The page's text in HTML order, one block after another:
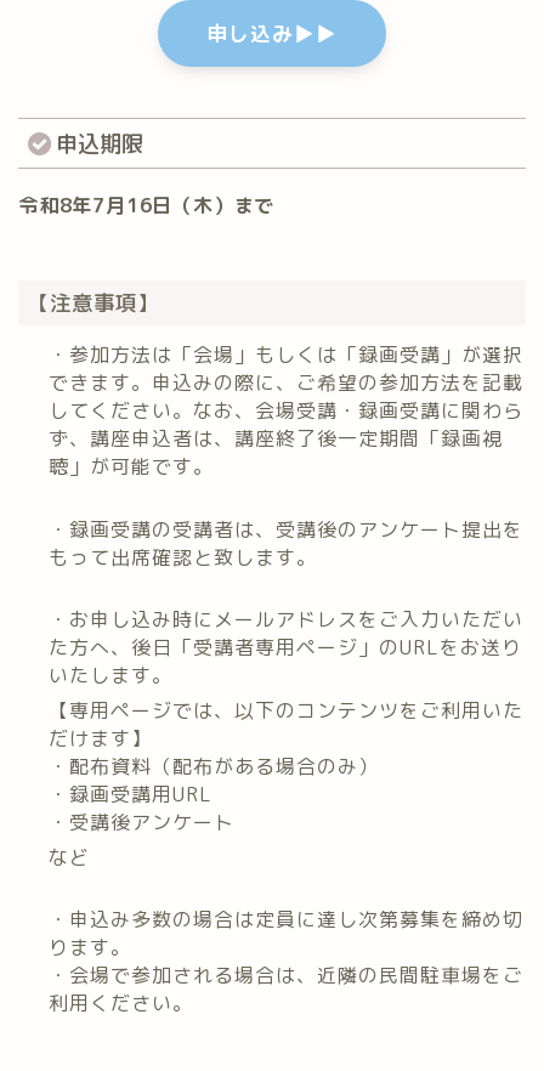
申し込み▶︎▶︎
申込期限
令和8年7月16日（木）まで
【注意事項】
・参加方法は「会場」もしくは「録画受講」が選択
できます。申込みの際に、ご希望の参加方法を記載
してください。なお、会場受講・録画受講に関わら
ず、講座申込者は、講座終了後一定期間「録画視
聴」が可能です。
・録画受講の受講者は、受講後のアンケート提出を
もって出席確認と致します。
・お申し込み時にメールアドレスをご入力いただい
た方へ、後日「受講者専用ページ」のURLをお送り
いたします。
【専用ページでは、以下のコンテンツをご利用いた
だけます】
・配布資料（配布がある場合のみ）
・録画受講用URL
・受講後アンケート
など
・申込み多数の場合は定員に達し次第募集を締め切
ります。
・会場で参加される場合は、近隣の民間駐車場をご
利用ください。